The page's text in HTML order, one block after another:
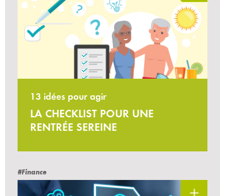
13 idées pour agir
LA CHECKLIST POUR UNE
RENTRÉE SEREINE
#Finance